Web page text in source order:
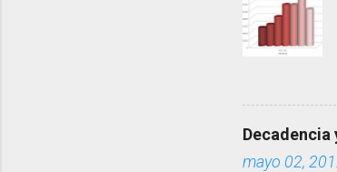
o
s
mayo 02,